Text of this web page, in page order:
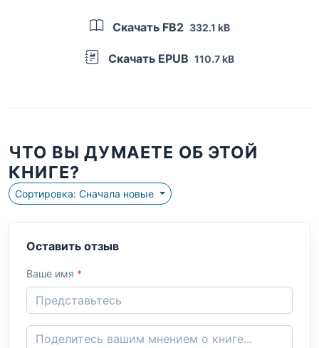
Скачать FB2 332.1 kB
Скачать EPUB 110.7 kB
ЧТО ВЫ ДУМАЕТЕ ОБ ЭТОЙ
КНИГЕ?
Сортировка: Сначала новые
Оставить отзыв
Ваше имя *